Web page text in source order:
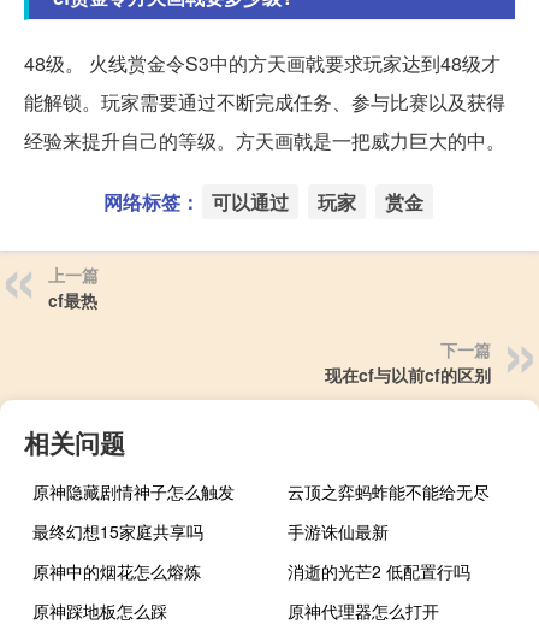
48级。 火线赏金令S3中的方天画戟要求玩家达到48级才
能解锁。玩家需要通过不断完成任务、参与比赛以及获得
经验来提升自己的等级。方天画戟是一把威力巨大的中。
网络标签： 可以通过 玩家 赏金
上一篇
cf最热
下一篇
现在cf与以前cf的区别
相关问题
原神隐藏剧情神子怎么触发
云顶之弈蚂蚱能不能给无尽
最终幻想15家庭共享吗
手游诛仙最新
原神中的烟花怎么熔炼
消逝的光芒2 低配置行吗
原神踩地板怎么踩
原神代理器怎么打开